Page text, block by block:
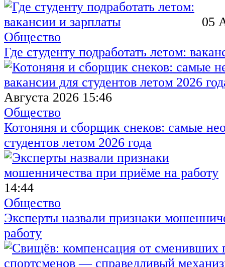
05
Общество
Где студенту подработать летом:
Августа 2026 15:46
Общество
Котоняня и сборщик снеков: самые
студентов летом 2026 года
14:44
Общество
Эксперты назвали признаки
работу